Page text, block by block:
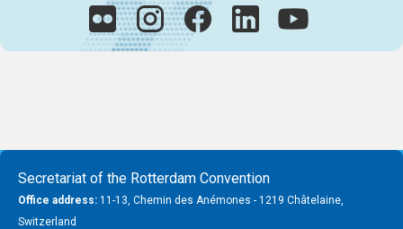
Secretariat of the Rotterdam Convention
Office address: 11-13, Chemin des Anémones - 1219 Châtelaine,
Switzerland